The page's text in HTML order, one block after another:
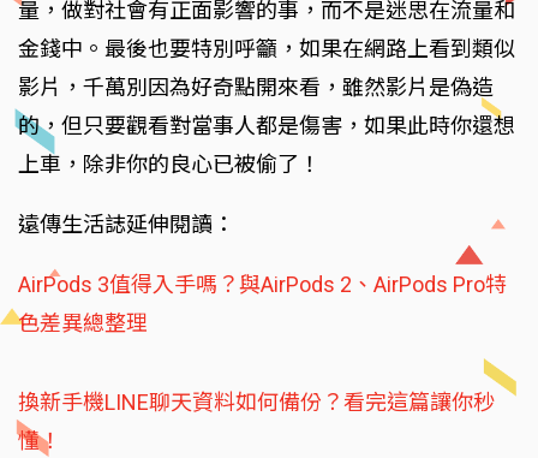
量，做對社會有正面影響的事，而不是迷思在流量和
金錢中。最後也要特別呼籲，如果在網路上看到類似
影片，千萬別因為好奇點開來看，雖然影片是偽造
的，但只要觀看對當事人都是傷害，如果此時你還想
上車，除非你的良心已被偷了！
遠傳生活誌延伸閱讀：
AirPods 3值得入手嗎？與AirPods 2、AirPods Pro特
色差異總整理
換新手機LINE聊天資料如何備份？看完這篇讓你秒
懂！